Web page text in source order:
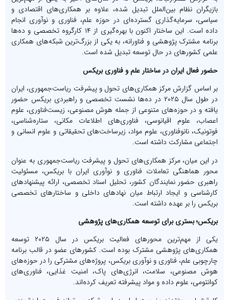
بازیگران نظام بین‌الملل تبدیل شده، علاوه بر همکاری‌های اقتصادی و
سیاسی، سرمایه‌گذاری گسترده‌ای در حوزه علم، فناوری و نوآوری انجام
داده است. این ساختار اکنون با بهره‌گیری از ۱۴ کارگروه تخصصی و ده‌ها
برنامه مشترک پژوهشی و فناورانه، به یکی از بزرگ‌ترین شبکه‌های همکاری
علمی کشورهای در حال توسعه تبدیل شده است.
حضور فعال ایران در ساختار علم و فناوری بریکس
بر اساس گزارش مرکز همکاری‌های تحول و پیشرفت ریاست‌جمهوری، ایران
در طول سال ۲۰۲۵ در ده‌ها نشست تخصصی و راهبردی بریکس حضور
یافته و در حوزه‌های متنوعی از جمله هوش مصنوعی، زیست‌فناوری، علوم
اعصاب، علوم اقیانوسی، فناوری‌های اطلاعات مکانی، ستاره‌شناسی،
فوتونیک، نانوفناوری، علوم مواد، زیرساخت‌های تحقیقاتی و علوم انسانی و
اجتماعی مشارکت داشته است.
در این میان، مرکز همکاری‌های تحول و پیشرفت ریاست‌جمهوری به عنوان
محور هماهنگی تعاملات فناوری و نوآوری ایران با بریکس، مسئولیت
راهبری حضور نمایندگان کشور، تحلیل اسناد تخصصی، ارائه پیشنهادهای
کارشناسی و ایجاد ارتباط میان نهادهای داخلی و ساختارهای تخصصی
بریکس را بر عهده داشته است.
بریکس؛ بستری برای توسعه همکاری‌های پژوهشی
یکی از مهم‌ترین محورهای فعالیت بریکس در سال ۲۰۲۵ توسعه
همکاری‌های پژوهشی مشترک بوده است. کشورهای عضو در قالب برنامه
چارچوبی علم، فناوری و نوآوری بریکس، پروژه‌های مشترکی را در حوزه‌های
هوش مصنوعی، سلامت، انرژی‌های پاک، امنیت غذایی، فناوری‌های
کوانتومی، علوم داده و مواد پیشرفته تعریف کرده‌اند.